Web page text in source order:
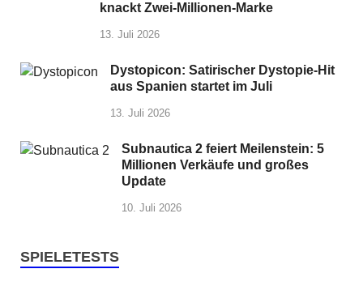
knackt Zwei-Millionen-Marke
13. Juli 2026
Dystopicon: Satirischer Dystopie-Hit
aus Spanien startet im Juli
13. Juli 2026
Subnautica 2 feiert Meilenstein: 5
Millionen Verkäufe und großes
Update
10. Juli 2026
SPIELETESTS